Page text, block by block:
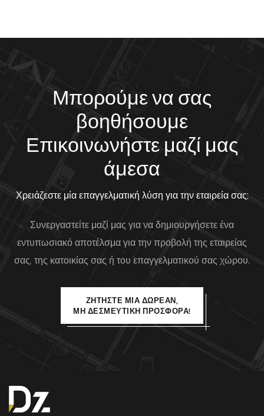
Μπορούμε να σας
βοηθήσουμε
Επικοινωνήστε μαζί μας
άμεσα
Χρειάζεστε μία επαγγελματική λύση για την εταιρεία σας;
Συνεργαστείτε μαζί μας για να δημιουργήσετε ένα
εντυπωσιακό αποτέλσμα για την προβολή της εταιρείας
σας, της κατοικίας σας ή του επαγγελματικού σας χώρου.
ΖΗΤΉΣΤΕ ΜΙΑ ΔΩΡΕΆΝ,
ΜΗ ΔΕΣΜΕΥΤΙΚΉ ΠΡΟΣΦΟΡΆ!